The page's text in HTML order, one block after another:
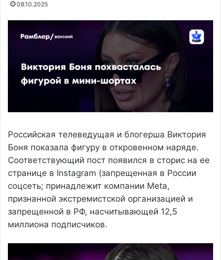
08.10.2025
Российская телеведущая и блогерша Виктория
Боня показала фигуру в откровенном наряде.
Соответствующий пост появился в сторис на ее
странице в Instagram (запрещенная в России
соцсеть; принадлежит компании Meta,
признанной экстремистской организацией и
запрещенной в РФ, насчитывающей 12,5
миллиона подписчиков.